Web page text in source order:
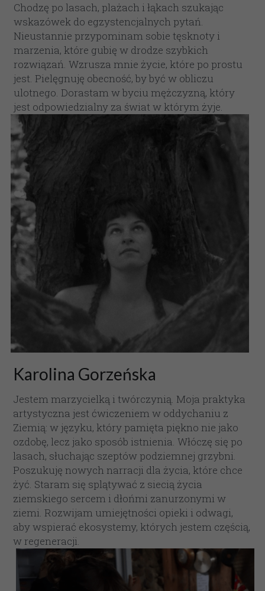
Chodzę po lasach, plażach i łąkach szukając
wskazówek do egzystencjalnych pytań.
Nieustannie przypominam sobie tęsknoty i
marzenia, które gubię w drodze szybkich
rozwiązań. Wzrusza mnie życie, które po prostu
jest. Pielęgnuję obecność, by być w obliczu
ulotnego. Dorastam w byciu mężczyzną, który
jest odpowiedzialny za świat w którym żyje.
Karolina Gorzeńska
Jestem marzycielką i twórczynią. Moja praktyka
artystyczna jest ćwiczeniem w oddychaniu z
Ziemią: w języku, który pamięta piękno nie jako
ozdobę, lecz jako sposób istnienia. Włóczę się po
lasach, słuchając szeptów podziemnej grzybni.
Poszukuję nowych narracji dla życia, które chce
żyć. Staram się splątywać z siecią życia
ziemskiego sercem i dłońmi zanurzonymi w
ziemi. Rozwijam umiejętności opieki i odwagi,
aby wspierać ekosystemy, których jestem częścią,
w regeneracji.